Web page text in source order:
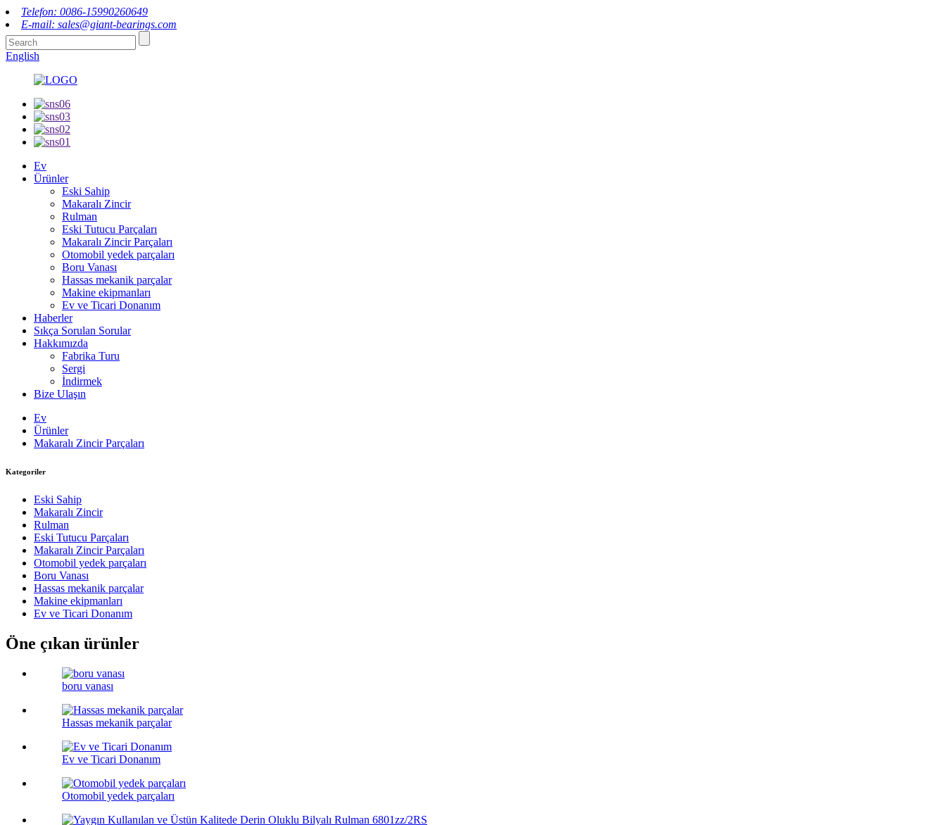
Telefon: 0086-15990260649
E-mail: sales@giant-bearings.com
English
Ev
Ürünler
Eski Sahip
Makaralı Zincir
Rulman
Eski Tutucu Parçaları
Makaralı Zincir Parçaları
Otomobil yedek parçaları
Boru Vanası
Hassas mekanik parçalar
Makine ekipmanları
Ev ve Ticari Donanım
Haberler
Sıkça Sorulan Sorular
Hakkımızda
Fabrika Turu
Sergi
İndirmek
Bize Ulaşın
Ev
Ürünler
Makaralı Zincir Parçaları
Kategoriler
Eski Sahip
Makaralı Zincir
Rulman
Eski Tutucu Parçaları
Makaralı Zincir Parçaları
Otomobil yedek parçaları
Boru Vanası
Hassas mekanik parçalar
Makine ekipmanları
Ev ve Ticari Donanım
Öne çıkan ürünler
boru vanası
Hassas mekanik parçalar
Ev ve Ticari Donanım
Otomobil yedek parçaları